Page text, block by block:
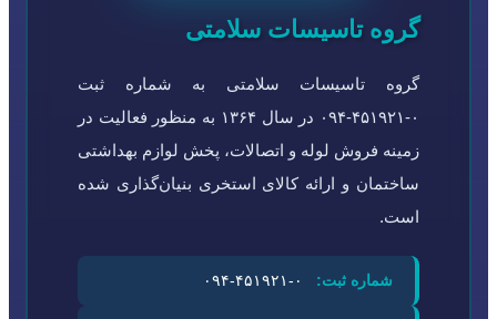
گروه تاسیسات سلامتی
گروه تاسیسات سلامتی به شماره ثبت
۰-۴۵۱۹۲۱-۰۹۴ در سال ۱۳۶۴ به منظور فعالیت در
زمینه فروش لوله و اتصالات، پخش لوازم بهداشتی
ساختمان و ارائه کالای استخری بنیان‌گذاری شده
است.
شماره ثبت: